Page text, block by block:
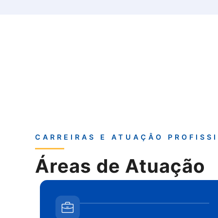
CARREIRAS E ATUAÇÂO
Áreas de Atuação